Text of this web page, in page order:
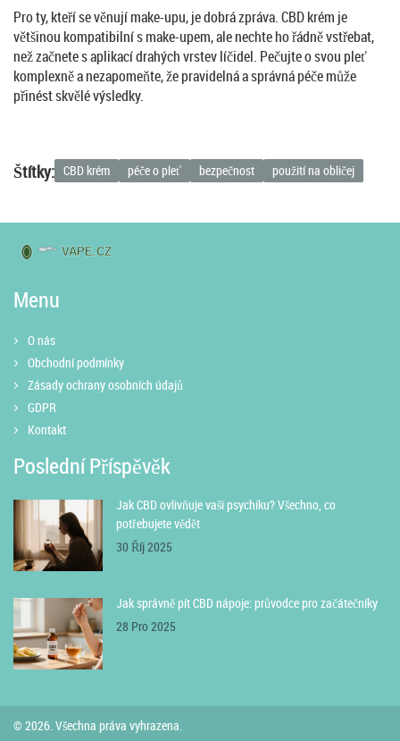
Pro ty, kteří se věnují make-upu, je dobrá zpráva. CBD krém je
většinou kompatibilní s make-upem, ale nechte ho řádně vstřebat,
než začnete s aplikací drahých vrstev líčidel. Pečujte o svou pleť
komplexně a nezapomeňte, že pravidelná a správná péče může
přinést skvělé výsledky.
Štítky: CBD krém péče o pleť bezpečnost použití na obličej
Menu
O nás
Obchodní podmínky
Zásady ochrany osobních údajů
GDPR
Kontakt
Poslední Příspěvěk
Jak CBD ovlivňuje vaši psychiku? Všechno, co
potřebujete vědět
30 Říj 2025
Jak správně pít CBD nápoje: průvodce pro začátečníky
28 Pro 2025
© 2026. Všechna práva vyhrazena.